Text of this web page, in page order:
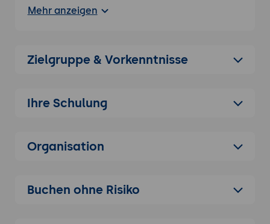
sicherstellen, dass Produkte und
Was ist KI-gestützte Qualitätssicherung?
andere KI-Technologien, um den
in Produkten frühzeitig zu erkennen.
können große Datenmengen in Echtzeit
Mehr anzeigen
Zielgruppe & Vorkenntnisse
Ihre Schulung
Organisation
Buchen ohne Risiko